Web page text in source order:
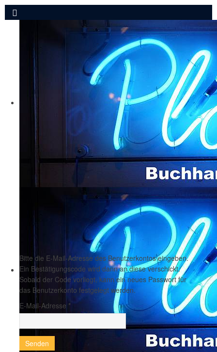
Bitte die E-Mail-Adresse des Benutzerkontos eingeben.
Ein Bestätigungscode wird dann an diese verschickt.
Sobald der Code vorliegt, kann ein neues Passwort für
das Benutzerkonto festgelegt werden.
E-Mail-Adresse *
Senden